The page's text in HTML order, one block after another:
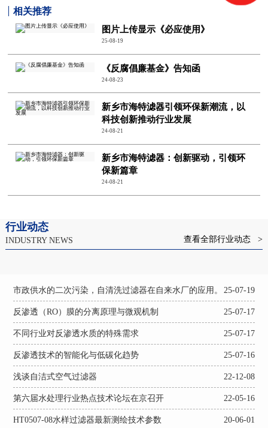
相关推荐
图片上传显示《必应使用》
25-08-19
《反腐倡廉基金》告知函
24-08-23
新乡市海特滤器引领环保新潮流，以
科技创新推动行业发展
24-08-21
新乡市海特滤器：创新驱动，引领环
保新篇章
24-08-21
行业动态
INDUSTRY NEWS 查看全部行业动态 >
市政供水的二次污染，自清洗过滤器在自来水厂的应用。 25-07-19
反渗透（RO）膜的分离原理与微观机制 25-07-17
不同行业对反渗透水质的特殊需求 25-07-17
反渗透技术的智能化与低碳化趋势 25-07-16
浅谈自洁式空气过滤器 22-12-08
第六届水处理行业热点技术论坛在京召开 22-05-16
HT0507-08水样过滤器最新测绘技术参数 20-06-01